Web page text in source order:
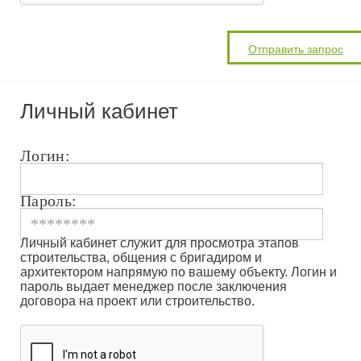
Личный кабинет
Логин:
Пароль:
Личный кабинет служит для просмотра этапов
строительства, общения с бригадиром и
архитектором напрямую по вашему объекту. Логин и
пароль выдает менеджер после заключения
договора на проект или строительство.